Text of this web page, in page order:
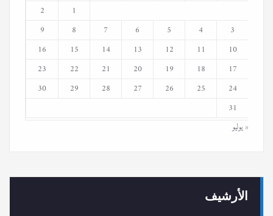
1
2
3
4
5
6
7
8
9
10
11
12
13
14
15
16
17
18
19
20
21
22
23
24
25
26
27
28
29
30
31
« يوليو
الأرشيف